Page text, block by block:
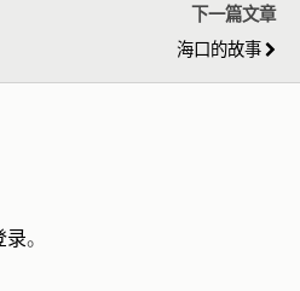
下一篇文章
海口的故事
录。